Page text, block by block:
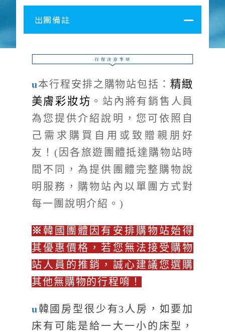
出團備註
​u本行程安排之購物站包括：精緻
美膚彩妝坊 。站內將有銷售人員
為您提供介紹說明，您可依照自
己需求購買自用或致贈親朋好
友！(因各旅遊團體抵達購物站時
間不同，為提供團體完整購物說
明服務，購物站內以單團方式對
每一團說明介紹。)
※ 韓國團體因有安排購物站始得
其優惠價格，若您無法接受購物
站人員的推銷，誠心建議您選購
其他無購物的行程唷！
u韓國房型很少有3人房，如要加
床有可能是給一大一小的床型，